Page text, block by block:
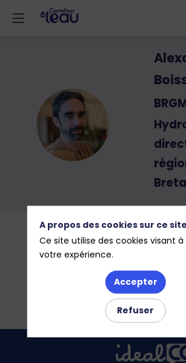
AB
A propos des cookies sur ce site
Ce site utilise des cookies visant
votre expérience.
Accepter
Refuser